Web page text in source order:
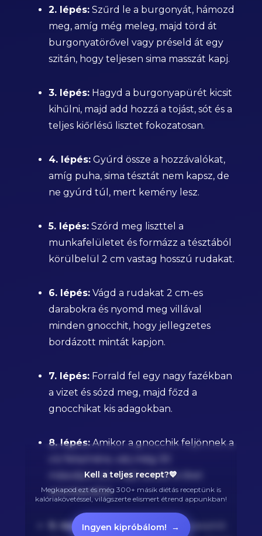
2. lépés:Szűrd le a burgonyát, hámozd
meg, amíg még meleg, majd törd át
burgonyatörővel vagy préseld át egy
szitán, hogy teljesen sima masszát kapj.
3. lépés:Hagyd a burgonyapürét kicsit
kihűlni, majd add hozzá a tojást, sót és a
teljes kiőrlésű lisztet fokozatosan.
4. lépés:Gyúrd össze a hozzávalókat,
amíg puha, sima tésztát nem kapsz, de
ne gyúrd túl, mert kemény lesz.
5. lépés:Szórd meg liszttel a
munkafelületet és formázz a tésztából
körülbelül 2 cm vastag hosszú rudakat.
6. lépés:Vágd a rudakat 2 cm-es
darabokra és nyomd meg villával
minden gnocchit, hogy jellegzetes
bordázott mintát kapjon.
7. lépés:Forrald fel egy nagy fazékban
a vizet és sózd meg, majd főzd a
gnocchikat kis adagokban.
8. lépés:Amikor a gnocchik feljönnek a
másodpercet, majd szedd ki őket
szűrőkanállal.
9. lépés:Közben készítsd el a pesztót
Kell a teljes recept?💙
Megkapod ezt és még 300+ másik diétás receptünk is
kalóriakövetéssel, világszerte elismert étrend appunkban!
Ingyen kipróbálom! →